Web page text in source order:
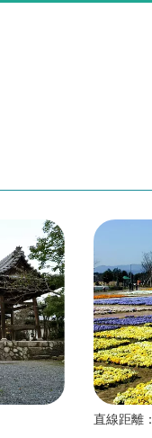
直線距離